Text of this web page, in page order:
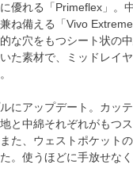
優れる「Primeflex」。
ね備える「Vivo
な穴をもつシート状の
た素材で、ミッドレイ
にアップデート。カッ
と中綿それぞれがもつ
た、ウェストポケット
。使うほどに手放せな